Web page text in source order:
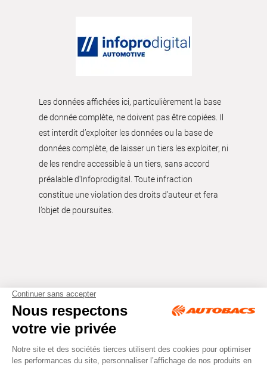
Les données affichées ici, particulièrement la base
de donnée complète, ne doivent pas être copiées. Il
est interdit d’exploiter les données ou la base de
données complète, de laisser un tiers les exploiter, ni
de les rendre accessible à un tiers, sans accord
préalable d'Infoprodigital. Toute infraction
constitue une violation des droits d’auteur et fera
l’objet de poursuites.
Tous droits réservés © Autobacs
Mentions légales RGPD